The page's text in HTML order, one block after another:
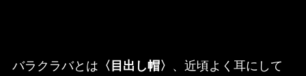
バラクラバとは 〈目出し帽〉 、近頃よく耳にして